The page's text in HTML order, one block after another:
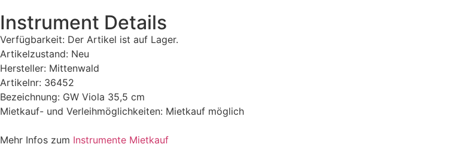
Instrument Details
Verfügbarkeit: Der Artikel ist auf Lager.
Artikelzustand: Neu
Hersteller: Mittenwald
Artikelnr: 36452
Bezeichnung: GW Viola 35,5 cm
Mietkauf- und Verleihmöglichkeiten: Mietkauf möglich
Mehr Infos zum Instrumente Mietkauf